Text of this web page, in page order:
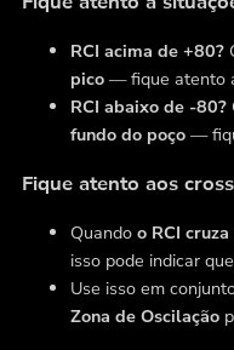
RCI acima de +80?
pico— fique atento
RCI abaixo de -80?
fundo do poço—
Fique atento aos
Quando o RCI
isso pode indicar que
Use isso em
Zona de Oscilação